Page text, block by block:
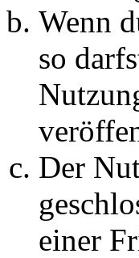
Wenn
so
Der
einer